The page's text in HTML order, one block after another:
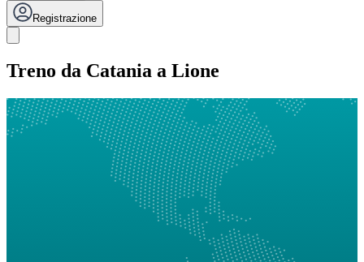
Registrazione
Treno da Catania a Lione